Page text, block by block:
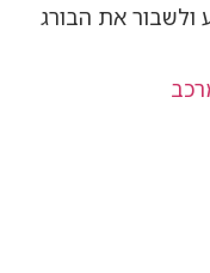
ולשבור את הבורג